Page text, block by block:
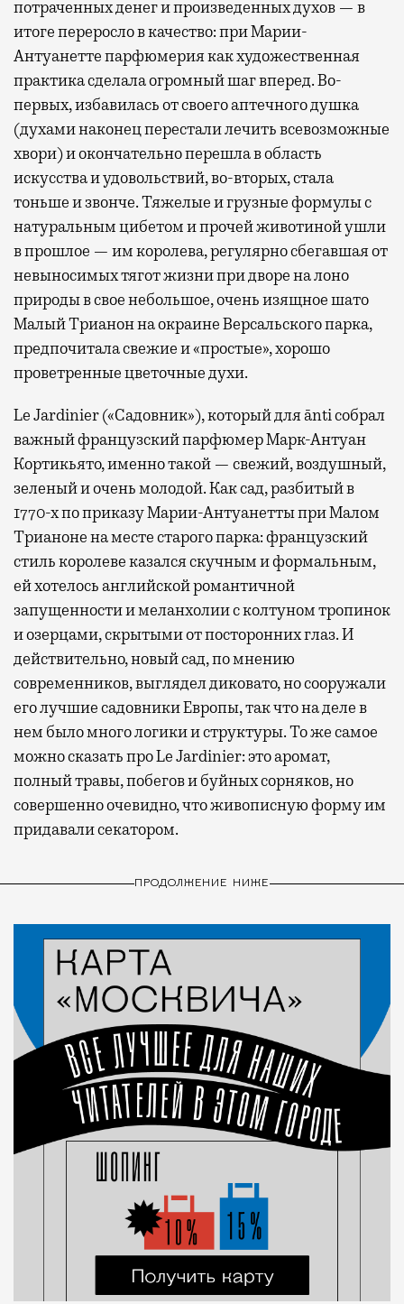
потраченных денег и произведенных духов — в
итоге переросло в качество: при Марии-
Антуанетте парфюмерия как художественная
практика сделала огромный шаг вперед. Во-
первых, избавилась от своего аптечного душка
(духами наконец перестали лечить всевозможные
хвори) и окончательно перешла в область
искусства и удовольствий, во-вторых, стала
тоньше и звонче. Тяжелые и грузные формулы с
натуральным цибетом и прочей животиной ушли
в прошлое — им королева, регулярно cбегавшая от
невыносимых тягот жизни при дворе на лоно
природы в свое небольшое, очень изящное шато
Малый Трианон на окраине Версальского парка,
предпочитала свежие и «простые», хорошо
проветренные цветочные духи.
Le Jardinier («Садовник»), который для ānti собрал
важный французский парфюмер Марк-Антуан
Кортикьято, именно такой — свежий, воздушный,
зеленый и очень молодой. Как сад, разбитый в
1770-х по приказу Марии-Антуанетты при Малом
Трианоне на месте старого парка: французский
стиль королеве казался скучным и формальным,
ей хотелось английской романтичной
запущенности и меланхолии с колтуном тропинок
и озерцами, скрытыми от посторонних глаз. И
действительно, новый сад, по мнению
современников, выглядел диковато, но сооружали
его лучшие садовники Европы, так что на деле в
нем было много логики и структуры. То же самое
можно сказать про Le Jardinier: это аромат,
полный травы, побегов и буйных сорняков, но
совершенно очевидно, что живописную форму им
придавали секатором.
ПРОДОЛЖЕНИЕ НИЖЕ